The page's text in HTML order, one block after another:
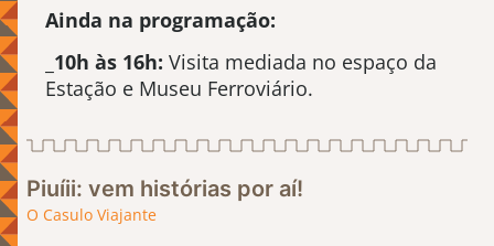
Ainda na programação:
10h às 16h: Visita mediada no espaço da
Estação e Museu Ferroviário.
Piuíii: vem histórias por aí!
O Casulo Viajante